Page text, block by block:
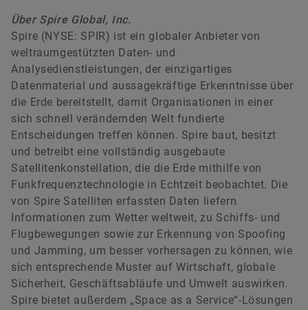
Über Spire Global, Inc.
Spire (NYSE: SPIR) ist ein globaler Anbieter von
weltraumgestützten Daten- und
Analysedienstleistungen, der einzigartiges
Datenmaterial und aussagekräftige Erkenntnisse über
die Erde bereitstellt, damit Organisationen in einer
sich schnell verändernden Welt fundierte
Entscheidungen treffen können. Spire baut, besitzt
und betreibt eine vollständig ausgebaute
Satellitenkonstellation, die die Erde mithilfe von
Funkfrequenztechnologie in Echtzeit beobachtet. Die
von Spire Satelliten erfassten Daten liefern
Informationen zum Wetter weltweit, zu Schiffs- und
Flugbewegungen sowie zur Erkennung von Spoofing
und Jamming, um besser vorhersagen zu können, wie
sich entsprechende Muster auf Wirtschaft, globale
Sicherheit, Geschäftsabläufe und Umwelt auswirken.
Spire bietet außerdem „Space as a Service“-Lösungen